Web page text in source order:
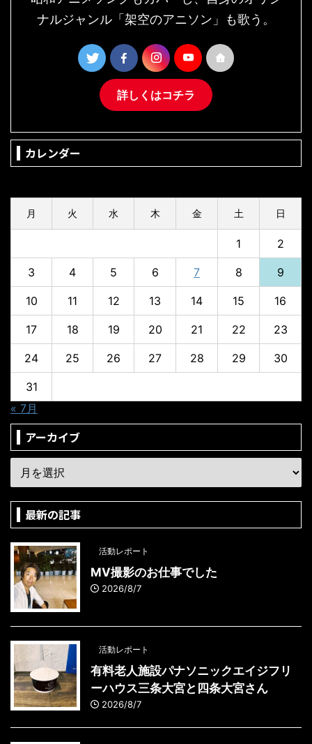
ナルジャンル「架空のアニソン」も歌う。
詳しくはコチラ
カレンダー
月 火 水 木 金 土 日
1 2
3 4 5 6 7 8 9
10 11 12 13 14 15 16
17 18 19 20 21 22 23
24 25 26 27 28 29 30
31
« 7月
アーカイブ
最新の記事
活動レポート
MV撮影のお仕事でした
2026/8/7
活動レポート
有料老人施設パナソニックエイジフリ
ーハウス三条大宮と四条大宮さん
2026/8/7